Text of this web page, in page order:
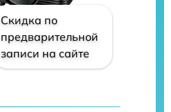
Скидка по
предварительной
записи на сайте